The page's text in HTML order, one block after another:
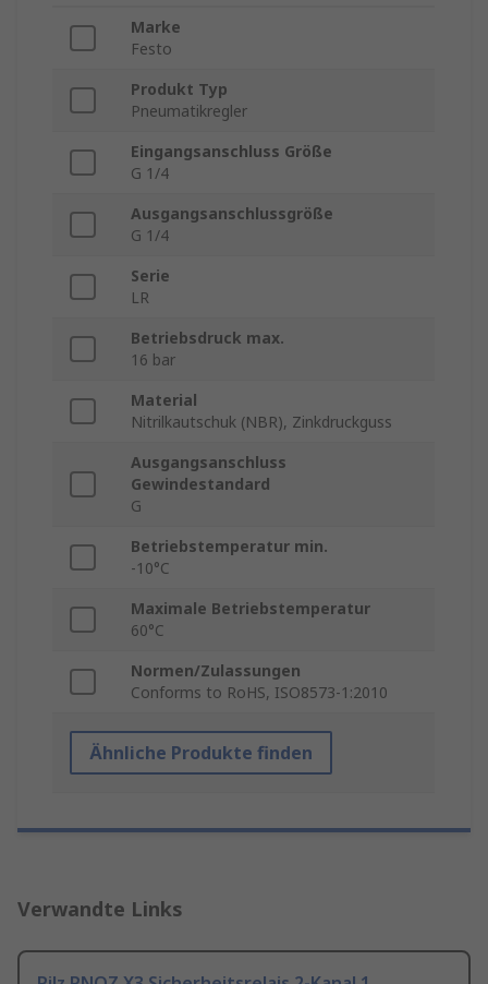
Marke
Festo
Produkt Typ
Pneumatikregler
Eingangsanschluss Größe
G 1/4
Ausgangsanschlussgröße
G 1/4
Serie
LR
Betriebsdruck max.
16 bar
Material
Nitrilkautschuk (NBR), Zinkdruckguss
Ausgangsanschluss
Gewindestandard
G
Betriebstemperatur min.
-10°C
Maximale Betriebstemperatur
60°C
Normen/Zulassungen
Conforms to RoHS, ISO8573-1:2010
Ähnliche Produkte finden
Verwandte Links